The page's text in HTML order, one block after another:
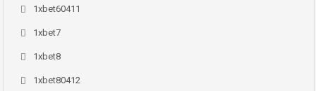
1xbet60411
1xbet7
1xbet8
1xbet80412